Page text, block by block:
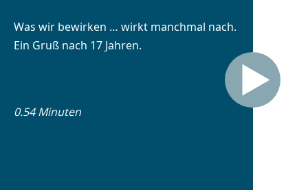
Was wir bewirken … wirkt manchmal nach.
Ein Gruß nach 17 Jahren.
0.54 Minuten